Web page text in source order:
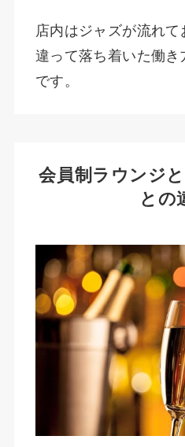
店内はジャズが流れて
違って落ち着いた働
です。
会員制ラウンジ
との